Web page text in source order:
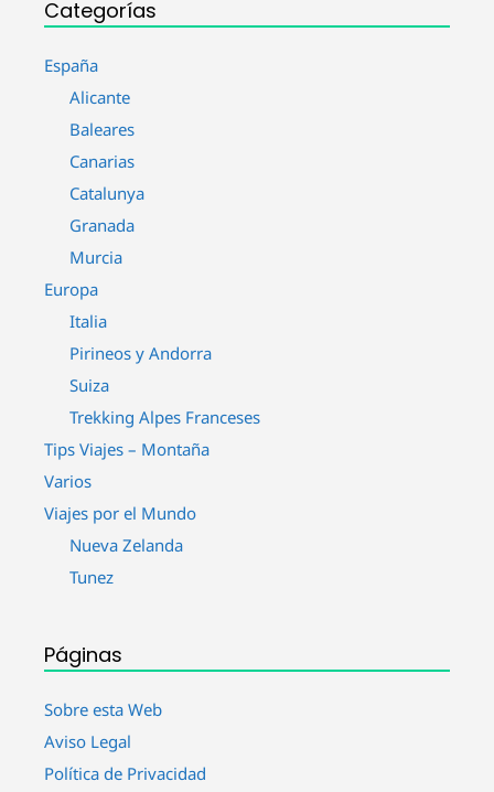
Categorías
España
Alicante
Baleares
Canarias
Catalunya
Granada
Murcia
Europa
Italia
Pirineos y Andorra
Suiza
Trekking Alpes Franceses
Tips Viajes – Montaña
Varios
Viajes por el Mundo
Nueva Zelanda
Tunez
Páginas
Sobre esta Web
Aviso Legal
Política de Privacidad